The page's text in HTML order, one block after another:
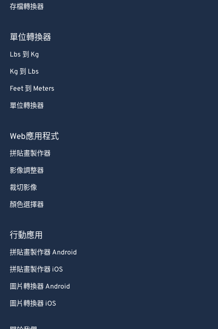
存檔轉換器
單位轉換器
Lbs 到 Kg
Kg 到 Lbs
Feet 到 Meters
單位轉換器
Web應用程式
拼貼畫製作器
影像調整器
裁切影像
顏色選擇器
行動應用
拼貼畫製作器 Android
拼貼畫製作器 iOS
圖片轉換器 Android
圖片轉換器 iOS